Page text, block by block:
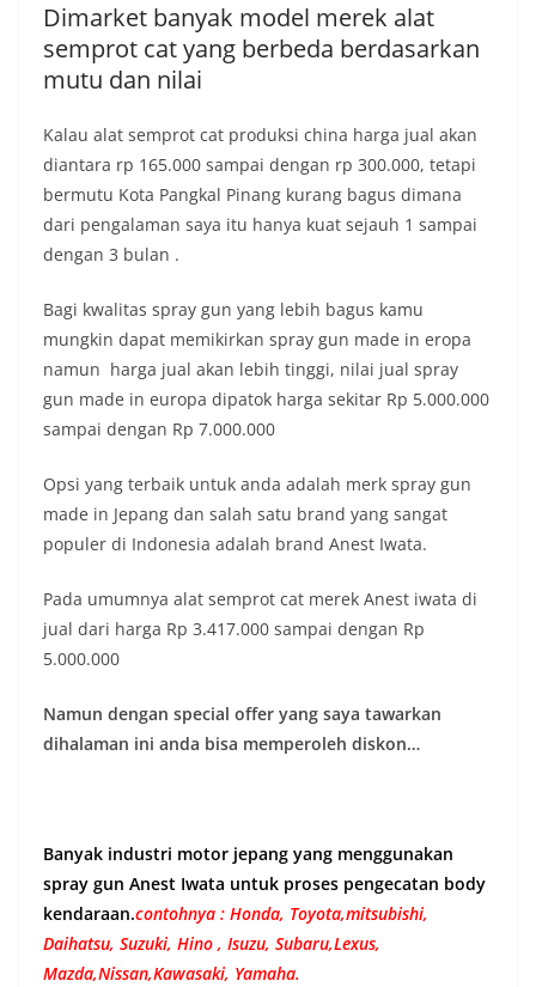
Dimarket banyak model merek alat
semprot cat yang berbeda berdasarkan
mutu dan nilai
Kalau alat semprot cat produksi china harga jual akan
diantara rp 165.000 sampai dengan rp 300.000, tetapi
bermutu Kota Pangkal Pinang kurang bagus dimana
dari pengalaman saya itu hanya kuat sejauh 1 sampai
dengan 3 bulan .
Bagi kwalitas spray gun yang lebih bagus kamu
mungkin dapat memikirkan spray gun made in eropa
namun harga jual akan lebih tinggi, nilai jual spray
gun made in europa dipatok harga sekitar Rp 5.000.000
sampai dengan Rp 7.000.000
Opsi yang terbaik untuk anda adalah merk spray gun
made in Jepang dan salah satu brand yang sangat
populer di Indonesia adalah brand Anest Iwata.
Pada umumnya alat semprot cat merek Anest iwata di
jual dari harga Rp 3.417.000 sampai dengan Rp
5.000.000
Namun dengan special offer yang saya tawarkan
dihalaman ini anda bisa memperoleh diskon…
Banyak industri motor jepang yang menggunakan
spray gun Anest Iwata untuk proses pengecatan body
kendaraan.contohnya : Honda, Toyota,mitsubishi,
Daihatsu, Suzuki, Hino , Isuzu, Subaru,Lexus,
Mazda,Nissan,Kawasaki, Yamaha.